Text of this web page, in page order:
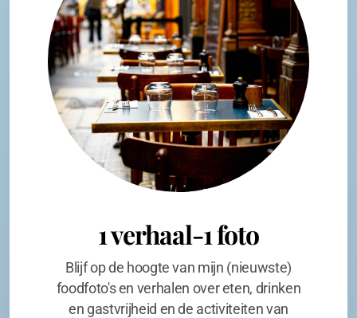
1 verhaal-1 foto
Blijf op de hoogte van mijn (nieuwste)
foodfoto's en verhalen over eten, drinken
en gastvrijheid en de activiteiten van